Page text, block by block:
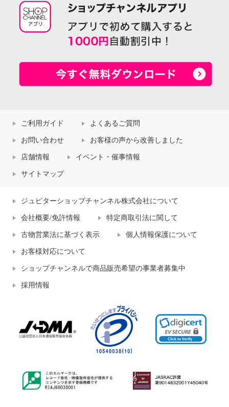
ご利用ガイド よくあるご質問
お問い合わせ お客様の声から改善しました
店舗情報 イベント・催事情報
サイトマップ
ジュピターショップチャンネル株式会社について
会社概要/免許情報 特定商取引法に関して
古物営業法に基づく表示 個人情報保護について
お客様対応について
ショップチャンネルで商品販売希望の事業者募集中
採用情報